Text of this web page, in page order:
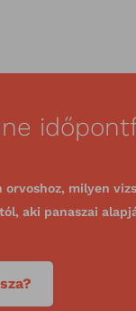
orvoshoz, milyen
aki panaszai